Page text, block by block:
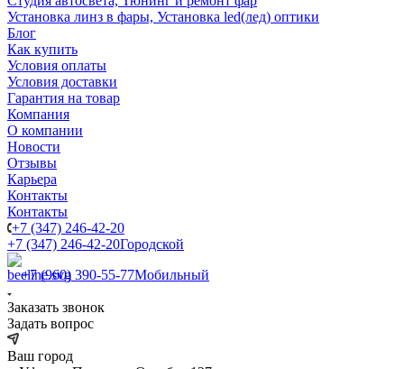
Установка линз в фары, Установка led(лед) оптики
Блог
Как купить
Условия оплаты
Условия доставки
Гарантия на товар
Компания
О компании
Новости
Отзывы
Карьера
Контакты
Контакты
+7 (347) 246-42-20
+7 (347) 246-42-20Городской
+7 (960) 390-55-77Мобильный
Заказать звонок
Задать вопрос
Ваш город